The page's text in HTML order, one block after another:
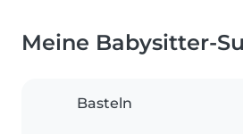
Meine Babysitter-
Basteln